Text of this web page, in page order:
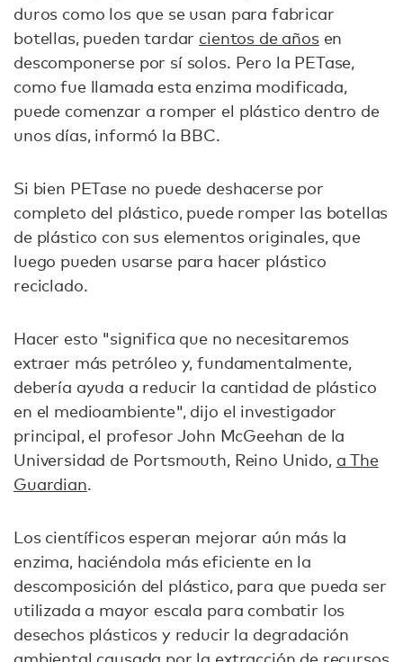
duros como los que se usan para fabricar
botellas, pueden tardar cientos de añosen
descomponerse por sí solos. Pero la PETase,
como fue llamada esta enzima modificada,
puede comenzar a romper el plástico dentro de
unos días, informó la BBC.
Si bien PETase no puede deshacerse por
completo del plástico, puede romper las botellas
de plástico con sus elementos originales, que
luego pueden usarse para hacer plástico
reciclado.
Hacer esto "significa que no necesitaremos
extraer más petróleo y, fundamentalmente,
debería ayuda a reducir la cantidad de plástico
en el medioambiente", dijo el investigador
principal, el profesor John McGeehan de la
Universidad de Portsmouth, Reino Unido, a The
Guardian.
Los científicos esperan mejorar aún más la
enzima, haciéndola más eficiente en la
descomposición del plástico, para que pueda ser
utilizada a mayor escala para combatir los
desechos plásticos y reducir la degradación